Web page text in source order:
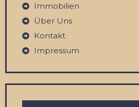
Immobilien
Über Uns
Kontakt
Impressum